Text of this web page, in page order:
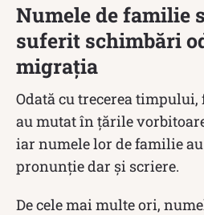
Numele de familie
suferit schimbări
migrația
Odată cu trecerea
au mutat în țările
iar numele lor de familie au
pronunție dar și scriere.
De cele mai multe ori,